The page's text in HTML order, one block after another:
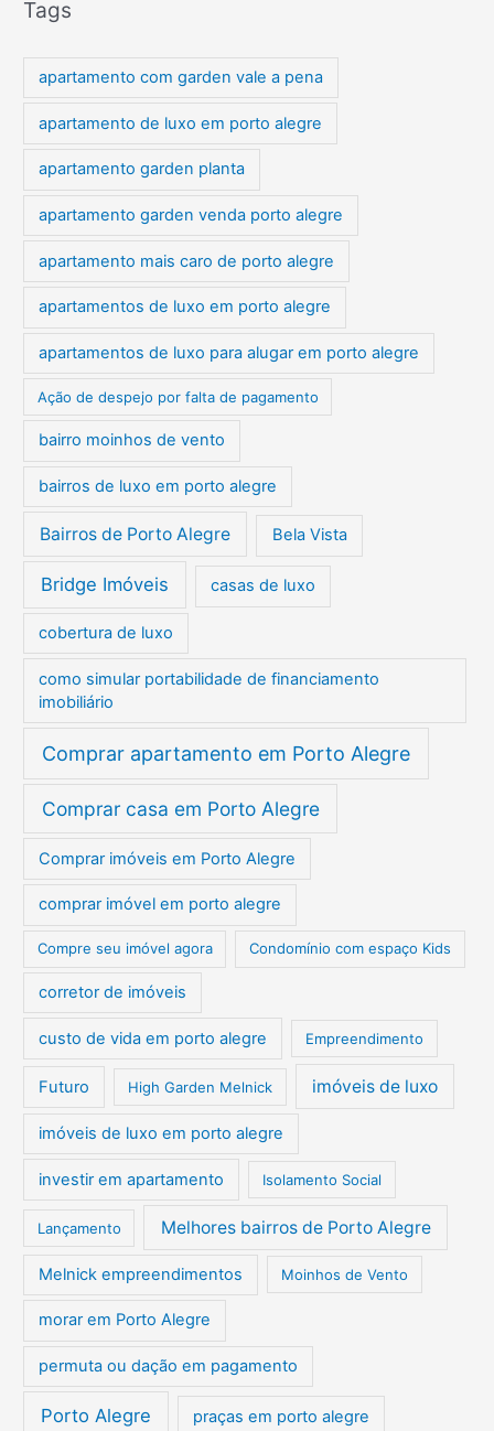
Tags
apartamento com garden vale a pena
apartamento de luxo em porto alegre
apartamento garden planta
apartamento garden venda porto alegre
apartamento mais caro de porto alegre
apartamentos de luxo em porto alegre
apartamentos de luxo para alugar em porto alegre
Ação de despejo por falta de pagamento
bairro moinhos de vento
bairros de luxo em porto alegre
Bairros de Porto Alegre Bela Vista
Bridge Imóveis casas de luxo
cobertura de luxo
como simular portabilidade de financiamento
imobiliário
Comprar apartamento em Porto Alegre
Comprar casa em Porto Alegre
Comprar imóveis em Porto Alegre
comprar imóvel em porto alegre
Compre seu imóvel agora Condomínio com espaço Kids
corretor de imóveis
custo de vida em porto alegre Empreendimento
Futuro High Garden Melnick imóveis de luxo
imóveis de luxo em porto alegre
investir em apartamento Isolamento Social
Lançamento Melhores bairros de Porto Alegre
Melnick empreendimentos Moinhos de Vento
morar em Porto Alegre
permuta ou dação em pagamento
Porto Alegre praças em porto alegre